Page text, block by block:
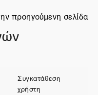
προηγούμενη σελίδα
Συγκατάθεση
χρήστη